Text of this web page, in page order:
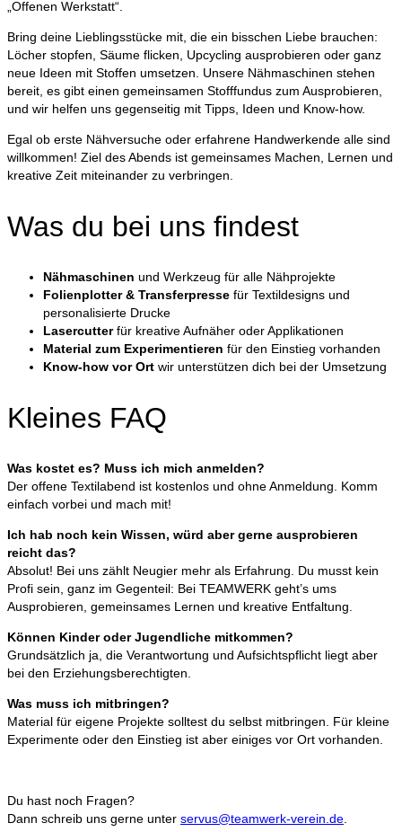
„Offenen Werkstatt“.
Bring deine Lieblingsstücke mit, die ein bisschen Liebe brauchen:
Löcher stopfen, Säume flicken, Upcycling ausprobieren oder ganz
neue Ideen mit Stoffen umsetzen. Unsere Nähmaschinen stehen
bereit, es gibt einen gemeinsamen Stofffundus zum Ausprobieren,
und wir helfen uns gegenseitig mit Tipps, Ideen und Know-how.
Egal ob erste Nähversuche oder erfahrene Handwerkende alle sind
willkommen! Ziel des Abends ist gemeinsames Machen, Lernen und
kreative Zeit miteinander zu verbringen.
Was du bei uns findest
Nähmaschinen und Werkzeug für alle Nähprojekte
Folienplotter & Transferpresse für Textildesigns und
personalisierte Drucke
Lasercutterfür kreative Aufnäher oder Applikationen
Material zum Experimentieren für den Einstieg vorhanden
Know-how vor Ort wir unterstützen dich bei der Umsetzung
Kleines FAQ
Was kostet es? Muss ich mich anmelden?
Der offene Textilabend ist kostenlos und ohne Anmeldung. Komm
einfach vorbei und mach mit!
Ich hab noch kein Wissen, würd aber gerne ausprobieren
reicht das?
Absolut! Bei uns zählt Neugier mehr als Erfahrung. Du musst kein
Profi sein, ganz im Gegenteil: Bei TEAMWERK geht’s ums
Ausprobieren, gemeinsames Lernen und kreative Entfaltung.
Können Kinder oder Jugendliche mitkommen?
Grundsätzlich ja, die Verantwortung und Aufsichtspflicht liegt aber
bei den Erziehungsberechtigten.
Was muss ich mitbringen?
Material für eigene Projekte solltest du selbst mitbringen. Für kleine
Experimente oder den Einstieg ist aber einiges vor Ort vorhanden.
Du hast noch Fragen?
Dann schreib uns gerne unter servus@teamwerk-verein.de.